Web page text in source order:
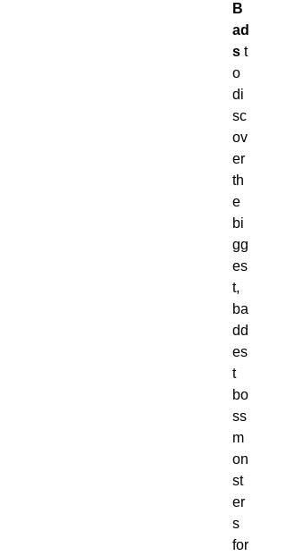
B
ad
s t
o
di
sc
ov
er
th
e
bi
gg
es
t,
ba
dd
es
t
bo
ss
m
on
st
er
s
for